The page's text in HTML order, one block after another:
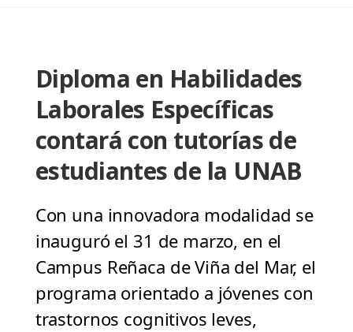
Diploma en Habilidades
Laborales Específicas
contará con tutorías de
estudiantes de la UNAB
Con una innovadora modalidad se
inauguró el 31 de marzo, en el
Campus Reñaca de Viña del Mar, el
programa orientado a jóvenes con
trastornos cognitivos leves,